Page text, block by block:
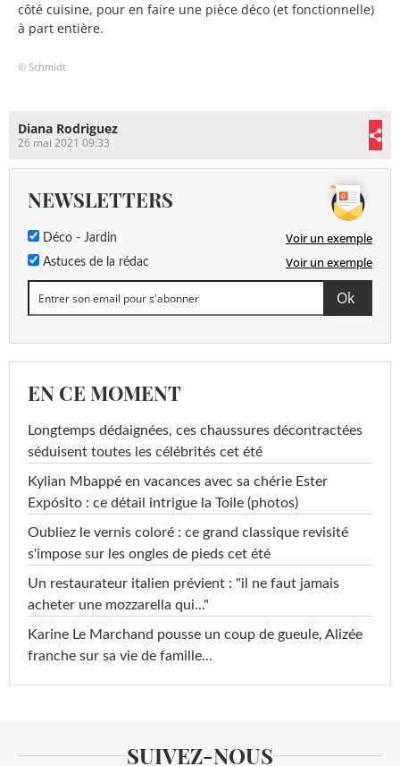
côté cuisine, pour en faire une pièce déco (et fonctionnelle)
à part entière.
© Schmidt
Diana Rodriguez
26 mai 2021 09:33
NEWSLETTERS
Déco - Jardin Voir un exemple
Astuces de la rédac Voir un exemple
EN CE MOMENT
Longtemps dédaignées, ces chaussures décontractées
séduisent toutes les célébrités cet été
Kylian Mbappé en vacances avec sa chérie Ester
Expósito : ce détail intrigue la Toile (photos)
Oubliez le vernis coloré : ce grand classique revisité
s'impose sur les ongles de pieds cet été
Un restaurateur italien prévient : "il ne faut jamais
acheter une mozzarella qui..."
Karine Le Marchand pousse un coup de gueule, Alizée
franche sur sa vie de famille...
SUIVEZ-NOUS